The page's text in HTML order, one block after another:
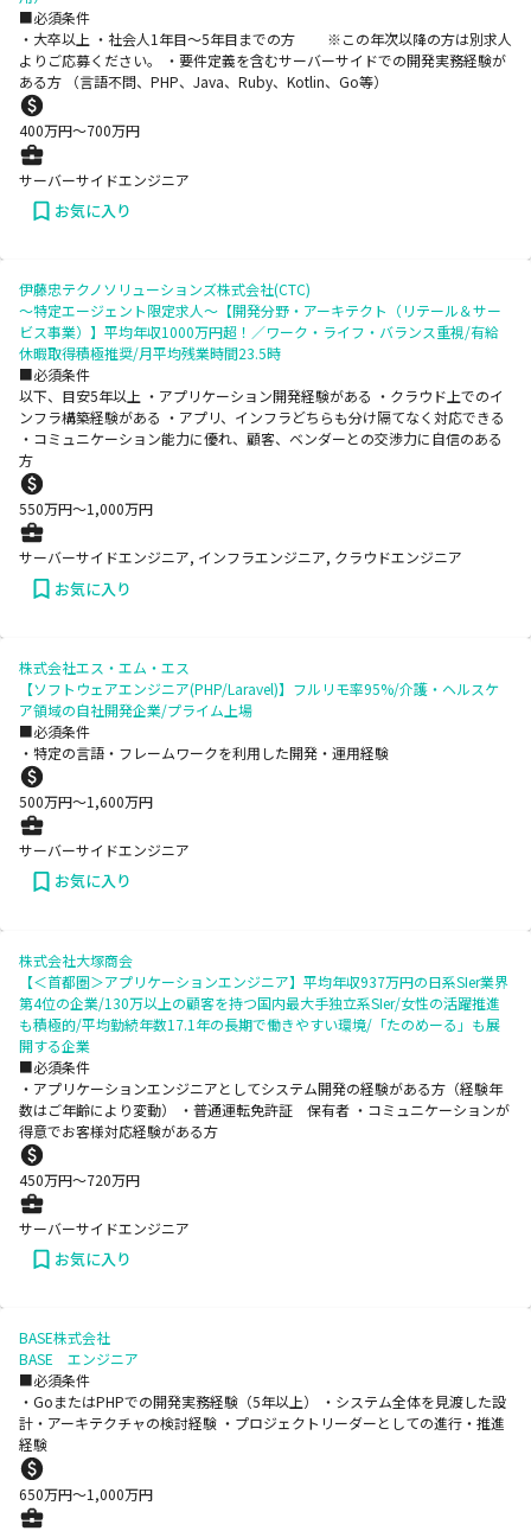
■必須条件
・大卒以上 ・社会人1年目～5年目までの方 ※この年次以降の方は別求人
よりご応募ください。 ・要件定義を含むサーバーサイドでの開発実務経験が
ある方 （言語不問、PHP、Java、Ruby、Kotlin、Go等）
400万円〜700万円
サーバーサイドエンジニア
お気に入り
伊藤忠テクノソリューションズ株式会社(CTC)
～特定エージェント限定求人～【開発分野・アーキテクト（リテール＆サー
ビス事業）】平均年収1000万円超！／ワーク・ライフ・バランス重視/有給
休暇取得積極推奨/月平均残業時間23.5時
■必須条件
以下、目安5年以上 ・アプリケーション開発経験がある ・クラウド上でのイ
ンフラ構築経験がある ・アプリ、インフラどちらも分け隔てなく対応できる
・コミュニケーション能力に優れ、顧客、ベンダーとの交渉力に自信のある
方
550万円〜1,000万円
サーバーサイドエンジニア, インフラエンジニア, クラウドエンジニア
お気に入り
株式会社エス・エム・エス
【ソフトウェアエンジニア(PHP/Laravel)】フルリモ率95%/介護・ヘルスケ
ア領域の自社開発企業/プライム上場
■必須条件
・特定の言語・フレームワークを利用した開発・運用経験
500万円〜1,600万円
サーバーサイドエンジニア
お気に入り
株式会社大塚商会
【＜首都圏＞アプリケーションエンジニア】平均年収937万円の日系SIer業界
第4位の企業/130万以上の顧客を持つ国内最大手独立系SIer/女性の活躍推進
も積極的/平均勤続年数17.1年の長期で働きやすい環境/「たのめーる」も展
開する企業
■必須条件
・アプリケーションエンジニアとしてシステム開発の経験がある方（経験年
数はご年齢により変動） ・普通運転免許証 保有者 ・コミュニケーションが
得意でお客様対応経験がある方
450万円〜720万円
サーバーサイドエンジニア
お気に入り
BASE株式会社
BASE エンジニア
■必須条件
・GoまたはPHPでの開発実務経験（5年以上） ・システム全体を見渡した設
計・アーキテクチャの検討経験 ・プロジェクトリーダーとしての進行・推進
経験
650万円〜1,000万円